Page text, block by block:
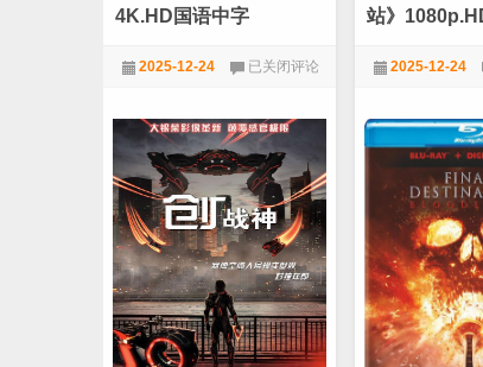
4K.HD国语中字
2025-12-24
战
剧
情
《731》
4K.HD
国
语
中
字
已关闭评论
站》
2025-12-24